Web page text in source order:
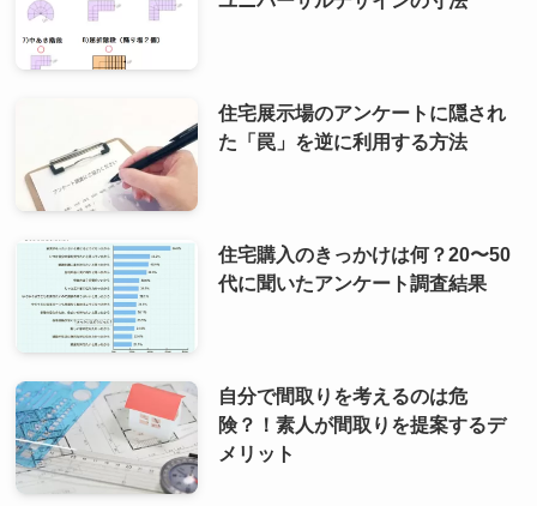
住宅展示場のアンケートに隠され
た「罠」を逆に利用する方法
住宅購入のきっかけは何？20〜50
代に聞いたアンケート調査結果
自分で間取りを考えるのは危
険？！素人が間取りを提案するデ
メリット